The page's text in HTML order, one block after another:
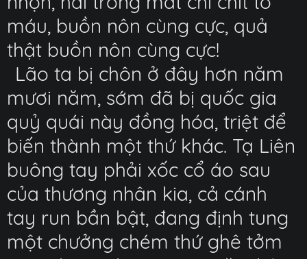
máu, buồn nôn cùng cực, quả
thật buồn nôn cùng cực!
Lão ta bị chôn ở đây hơn năm
mươi năm, sớm đã bị quốc gia
quỷ quái này đồng hóa, triệt để
biến thành một thứ khác. Tạ Liên
buông tay phải xốc cổ áo sau
của thương nhân kia, cả cánh
tay run bần bật, đang định tung
một chưởng chém thứ ghê tởm